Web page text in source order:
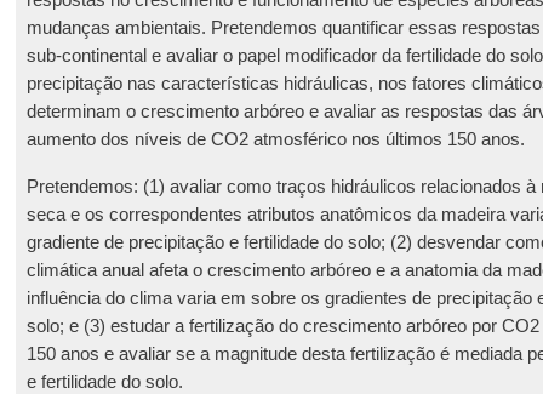
mudanças ambientais. Pretendemos quantificar essas
sub-continental e avaliar o papel modificador da fertilidade do
precipitação nas características hidráulicas, nos fatores
determinam o crescimento arbóreo e avaliar as respostas das
aumento dos níveis de CO2 atmosférico nos últimos 150 anos.
Pretendemos: (1) avaliar como traços hidráulicos relacionados à
seca e os correspondentes atributos anatômicos da madeira
gradiente de precipitação e fertilidade do solo; (2) desvendar
climática anual afeta o crescimento arbóreo e a anatomia da
influência do clima varia em sobre os gradientes de precipitação
solo; e (3) estudar a fertilização do crescimento arbóreo por
150 anos e avaliar se a magnitude desta fertilização é mediada
e fertilidade do solo.